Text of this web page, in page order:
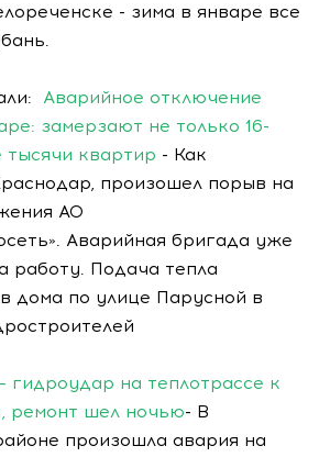
- зима в январе все
Аварийное отключение
замерзают не только 16-
квартир - Как
произошел порыв на
АО
Аварийная бригада уже
работу. Подача тепла
дома по улице Парусной в
гидроудар на теплотрассе к
ремонт шел ночью- В
произошла авария на